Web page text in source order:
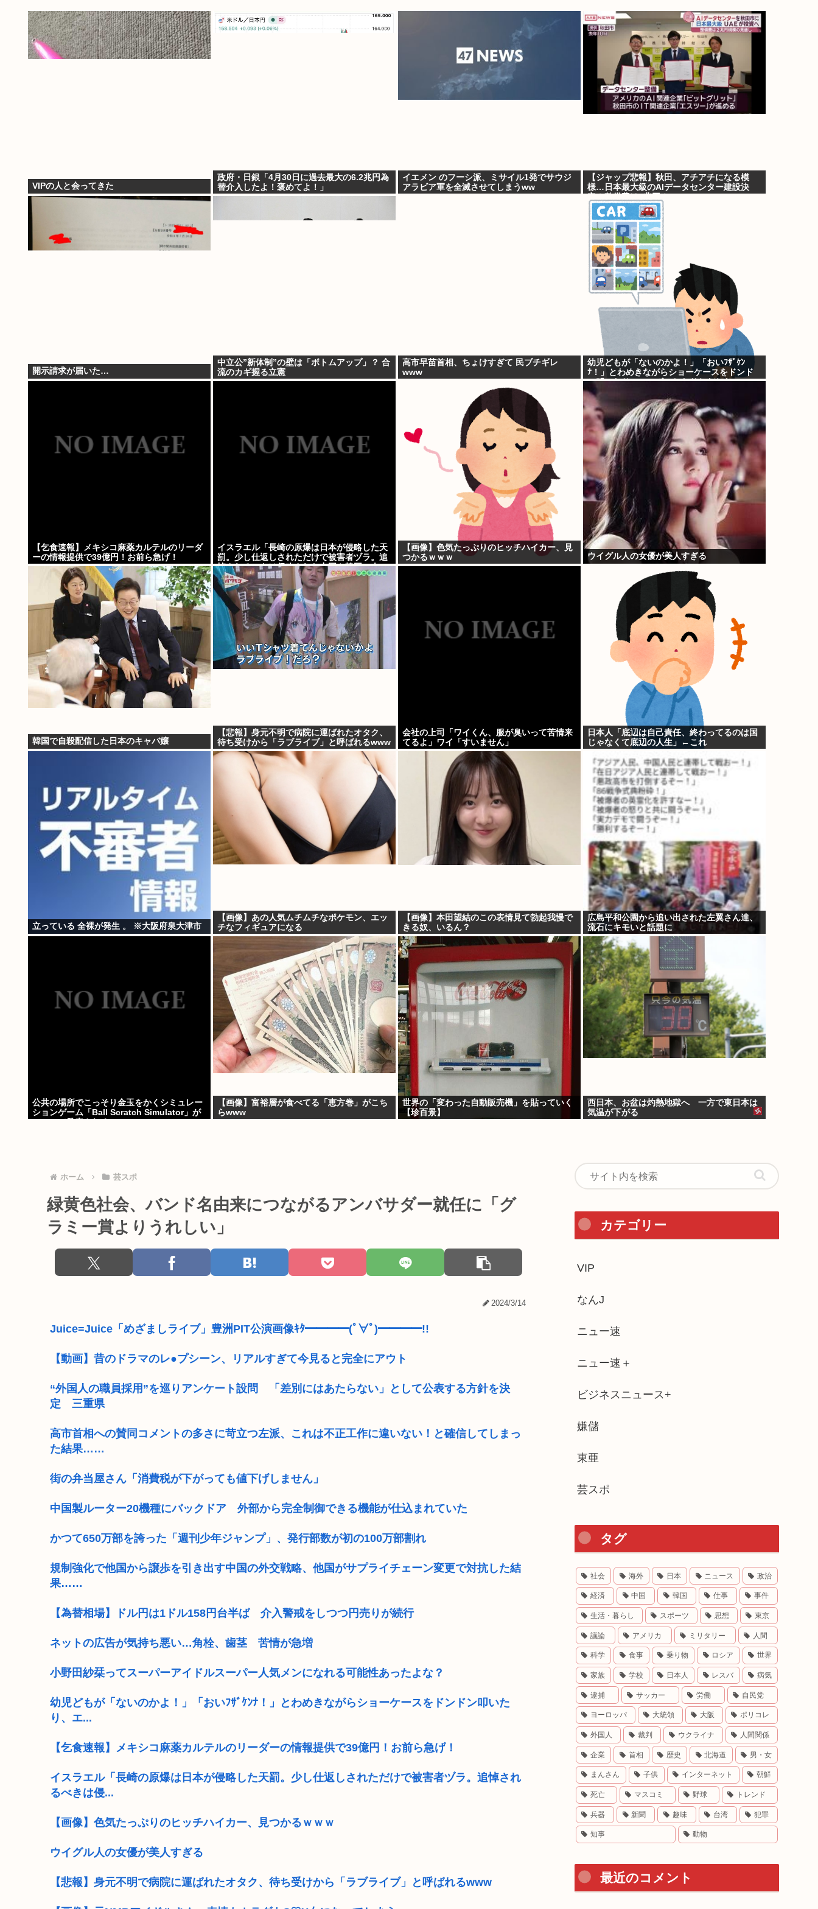
VIPの人と会ってきた
政府・日銀「4月30日に過去最大の6.2兆円為
替介入したよ！褒めてよ！」
イエメン のフーシ派、ミサイル1発でサウジ
アラビア軍を全滅させてしまうww
【ジャップ悲報】秋田、アチアチになる模
様…日本最大級のAIデータセンター建設決
開示請求が届いた…
中立公”新体制”の壁は「ボトムアップ」？ 合
流のカギ握る立憲
高市早苗首相、ちょけすぎて 民ブチギレ
www
幼児どもが「ないのかよ！」「おいﾌｻﾞｹﾝ
ﾅ！」とわめきながらショーケースをドンド
ン叩いたり、エルボーしたりしだした
【乞食速報】メキシコ麻薬カルテルのリーダ
ーの情報提供で39億円！お前ら急げ！
イスラエル「長崎の原爆は日本が侵略した天
罰。少し仕返しされただけで被害者ヅラ。追
悼されるべきは侵略された中国や韓国の人々
だよ
【画像】色気たっぷりのヒッチハイカー、見
つかるｗｗｗ
ウイグル人の女優が美人すぎる
韓国で自殺配信した日本のキャバ嬢
【悲報】身元不明で病院に運ばれたオタク、
待ち受けから「ラブライブ」と呼ばれるwww
会社の上司「ワイくん、服が臭いって苦情来
てるよ」ワイ「すいません」
日本人「底辺は自己責任、終わってるのは国
じゃなくて底辺の人生」←これ
立っている 全裸が発生 。 ※大阪府泉大津市
【画像】あの人気ムチムチなポケモン、エッ
チなフィギュアになる
【画像】本田望結のこの表情見て勃起我慢で
きる奴、いるん？
広島平和公園から追い出された左翼さん達、
流石にキモいと話題に
公共の場所でこっそり金玉をかくシミュレー
ションゲーム「Ball Scratch Simulator」が
【画像】富裕層が食べてる「恵方巻」がこち
らwww
世界の「変わった自動販売機」を貼っていく
【珍百景】
西日本、お盆は灼熱地獄へ 一方で東日本は
気温が下がる
ホーム 芸スポ
緑黄色社会、バンド名由来につながるアンバサダー就任に「グ
ラミー賞よりうれしい」
2024/3/14
Juice=Juice「めざましライブ」豊洲PIT公演画像ｷﾀ━━━━(ﾟ∀ﾟ)━━━━!!
【動画】昔のドラマのレ●プシーン、リアルすぎて今見ると完全にアウト
“外国人の職員採用”を巡りアンケート設問 「差別にはあたらない」として公表する方針を決
定 三重県
高市首相への賛同コメントの多さに苛立つ左派、これは不正工作に違いない！と確信してしまっ
た結果……
街の弁当屋さん「消費税が下がっても値下げしません」
中国製ルーター20機種にバックドア 外部から完全制御できる機能が仕込まれていた
かつて650万部を誇った「週刊少年ジャンプ」、発行部数が初の100万部割れ
規制強化で他国から譲歩を引き出す中国の外交戦略、他国がサプライチェーン変更で対抗した結
果……
【為替相場】ドル円は1ドル158円台半ば 介入警戒をしつつ円売りが続行
ネットの広告が気持ち悪い…角栓、歯茎 苦情が急増
小野田紗栞ってスーパーアイドルスーパー人気メンになれる可能性あったよな？
幼児どもが「ないのかよ！」「おいﾌｻﾞｹﾝﾅ！」とわめきながらショーケースをドンドン叩いた
り、エ...
【乞食速報】メキシコ麻薬カルテルのリーダーの情報提供で39億円！お前ら急げ！
イスラエル「長崎の原爆は日本が侵略した天罰。少し仕返しされただけで被害者ヅラ。追悼され
るべきは侵...
【画像】色気たっぷりのヒッチハイカー、見つかるｗｗｗ
ウイグル人の女優が美人すぎる
【悲報】身元不明で病院に運ばれたオタク、待ち受けから「ラブライブ」と呼ばれるwww
カテゴリー
VIP
なんJ
ニュー速
ニュー速＋
ビジネスニュース+
嫌儲
東亜
芸スポ
タグ
社会 海外 日本 ニュース 政治
経済 中国 韓国 仕事 事件
生活・暮らし スポーツ 思想 東京
議論 アメリカ ミリタリー 人間
科学 食事 乗り物 ロシア 世界
家族 学校 日本人 レスバ 病気
逮捕 サッカー 労働 自民党
ヨーロッパ 大統領 大阪 ポリコレ
外国人 裁判 ウクライナ 人間関係
企業 首相 歴史 北海道 男・女
まんさん 子供 インターネット 朝鮮
死亡 マスコミ 野球 トレンド
兵器 新聞 趣味 台湾 犯罪
知事 動物
最近のコメント